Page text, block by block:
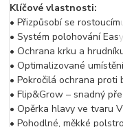
Klíčové vlastnosti:
• Přizpůsobí se
• Systém polohování
• Ochrana krku a
• Optimalizované
• Pokročilá ochrana proti
• Flip&Grow – snadný
• Opěrka hlavy ve tvaru V
• Pohodlné, měkké